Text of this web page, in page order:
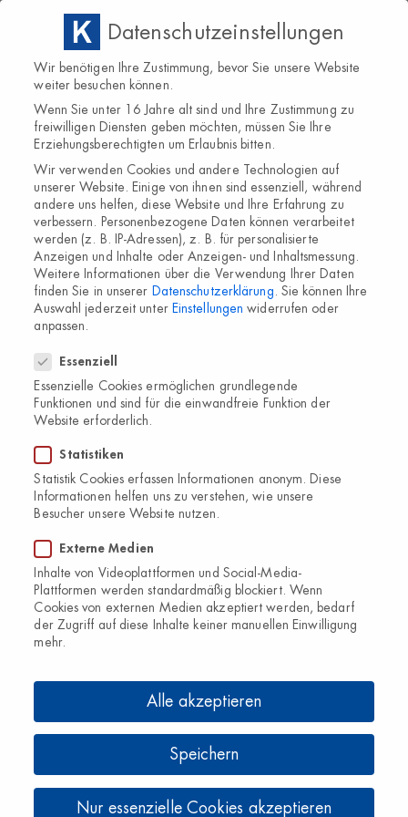
Raab® Vitalfood
D-Mannose:
D-Mannose, auch als Mannose bekannt, ist ein mit
Glukose verwandter Einfachzucker. Das Raab D-Mannose
Pulver besteht aus 100 % D-Mannose und ist frei von
Zusätzen. Unsere D-Mannose wird aus Mais gewonnen
und zeichnet sich durch ihre hohe Qualität aus. Das Pulver
lässt sich einfach in Wasser auflösen. Bei Raab Vitalfood
legen wir großen Wert darauf, dass unsere Produkte so
naturbelassen und rein wie möglich sind. Das D-Mannose
Qualitätsstandards hergestellt.
D-Mannose 90g Pulver: PZN 5870450, HAEP € 26,98
Elektrolyte PUR:
Unser Elektrolyte PUR Pulver kommt ohne Zucker und
Süßungsmittel aus. Es enthält eine ausgewählte
Kombination der Mineralstoffe Magnesium, Calcium,
Natrium, Kalium und Chlorid. Magnesium trägt zur
Verringerung von Müdigkeit und Ermüdung und zum
Elektrolytgleichgewicht bei, Kalium zur Aufrechterhaltung
Muskelfunktion. Das Pulver lässt sich einfach in Wasser
auflösen.
Elektrolyte PUR 170g Pulver: PZN 5870616, HAEP €
Datenschutzeinstellungen
Wir benötigen Ihre Zustimmung, bevor Sie unsere Website
weiter besuchen können.
Wenn Sie unter 16 Jahre alt sind und Ihre Zustimmung zu
freiwilligen Diensten geben möchten, müssen Sie Ihre
Erziehungsberechtigten um Erlaubnis bitten.
Wir verwenden Cookies und andere Technologien auf
unserer Website. Einige von ihnen sind essenziell, während
andere uns helfen, diese Website und Ihre Erfahrung zu
verbessern.
Personenbezogene Daten können verarbeitet
werden (z. B. IP-Adressen), z. B. für personalisierte
Anzeigen und Inhalte oder Anzeigen- und Inhaltsmessung.
Weitere Informationen über die Verwendung Ihrer Daten
finden Sie in unserer Datenschutzerklärung
Sie können Ihre
Auswahl jederzeit unter Einstellungen widerrufen oder
anpassen.
Essenziell
Essenzielle Cookies ermöglichen grundlegende
Funktionen und sind für die einwandfreie Funktion der
Website erforderlich.
Statistiken
Statistik Cookies erfassen Informationen anonym. Diese
Informationen helfen uns zu verstehen, wie unsere
Besucher unsere Website nutzen.
Externe Medien
Inhalte von Videoplattformen und Social-Media-
Plattformen werden standardmäßig blockiert. Wenn
Cookies von externen Medien akzeptiert werden, bedarf
der Zugriff auf diese Inhalte keiner manuellen Einwilligung
mehr.
Alle akzeptieren
Speichern
Nur essenzielle Cookies akzeptieren